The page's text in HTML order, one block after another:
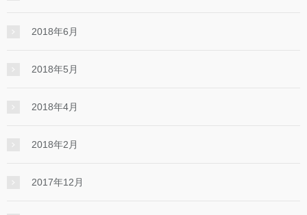
2018年6月
2018年5月
2018年4月
2018年2月
2017年12月